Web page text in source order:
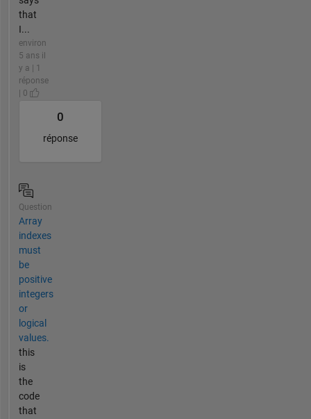
that
I...
environ
5 ans il
y a | 1
réponse
| 0
0
réponse
Question
Array
indexes
must
be
positive
integers
or
logical
values.
this
is
the
code
that